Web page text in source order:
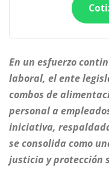
En un esfuerzo
laboral, el ente
combos de
personal a
iniciativa,
se consolida como
justicia y protección